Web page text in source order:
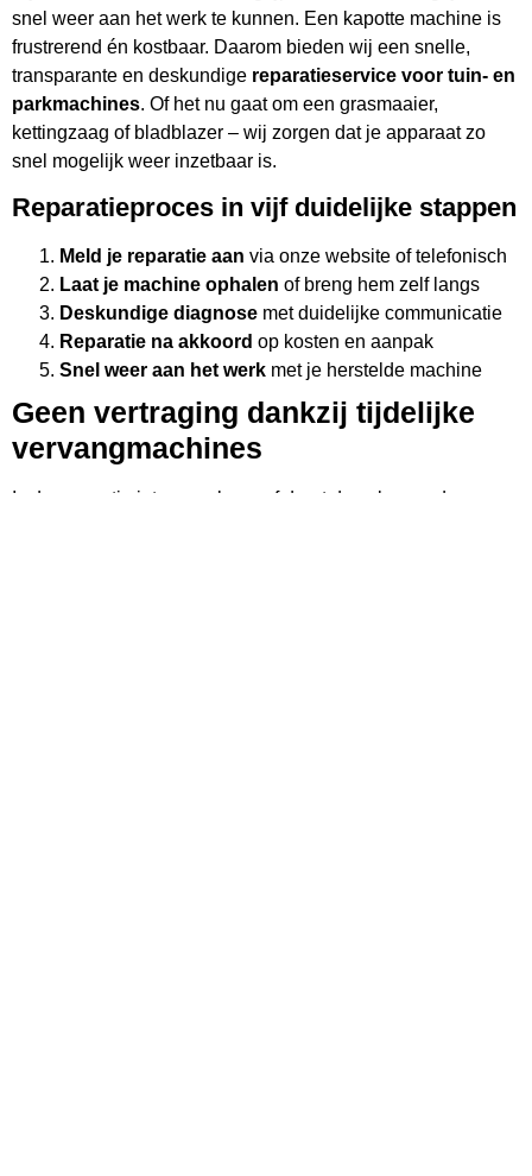
Communicatie is essentieel in ons proces. Bij ingrijpende
reparaties zorgen we ervoor dat je volledig op de hoogte
bent van de benodigde reparaties en de verwachte kosten
voordat we beginnen. Onverwachte kosten worden altijd
vooraf besproken, zodat je niet voor verrassingen komt te
staan. Als een reparatie langer duurt, bieden we de
uit onze uitgebreide verhuurvloot. Dit helpt je om door te
gaan met je werk terwijl wij zorgen voor je machine.
Kies voor Van Iersel Tuin & Park voor een betrouwbare,
efficiënte en communicatieve benadering van machine
reparaties. Wij staan garant voor kwaliteit en streven naar
minimale downtime met maximale efficiëntie, zodat je altijd
op je apparatuur kunt rekenen.
snel weer aan het werk te kunnen. Een kapotte machine is
frustrerend én kostbaar. Daarom bieden wij een snelle,
transparante en deskundige reparatieservice voor tuin- en
parkmachines. Of het nu gaat om een grasmaaier,
kettingzaag of bladblazer – wij zorgen dat je apparaat zo
snel mogelijk weer inzetbaar is.
Reparatieproces in vijf duidelijke stappen
Meld je reparatie aan via onze website of telefonisch
Laat je machine ophalen of breng hem zelf langs
Deskundige diagnose met duidelijke communicatie
Reparatie na akkoord op kosten en aanpak
Snel weer aan het werk met je herstelde machine
Geen vertraging dankzij tijdelijke
vervangmachines
Is de reparatie iets complexer of duurt deze langer dan